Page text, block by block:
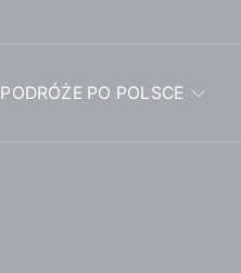
PODRÓŻE PO POLSCE